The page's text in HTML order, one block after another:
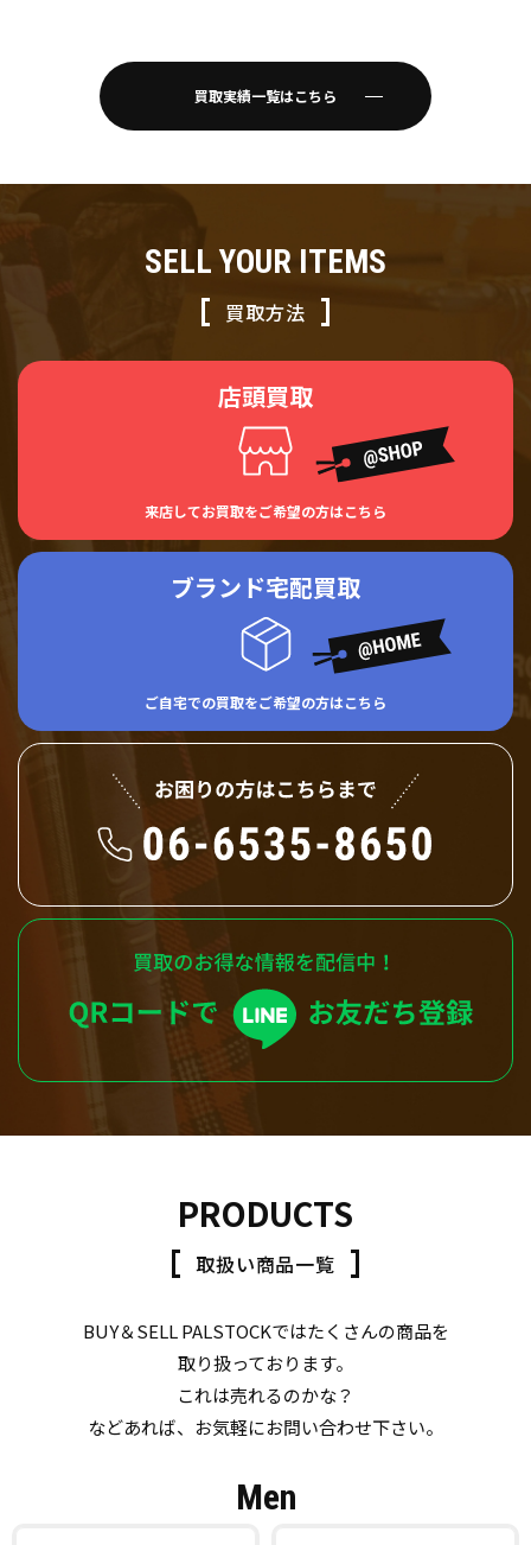
買取実績一覧はこちら
SELL YOUR ITEMS
買取方法
店頭買取
来店してお買取をご希望の方はこちら
ブランド宅配買取
ご自宅での買取をご希望の方はこちら
PRODUCTS
取扱い商品一覧
BUY＆SELL PALSTOCKではたくさんの商品を
取り扱っております。
これは売れるのかな？
などあれば、お気軽にお問い合わせ下さい。
Men